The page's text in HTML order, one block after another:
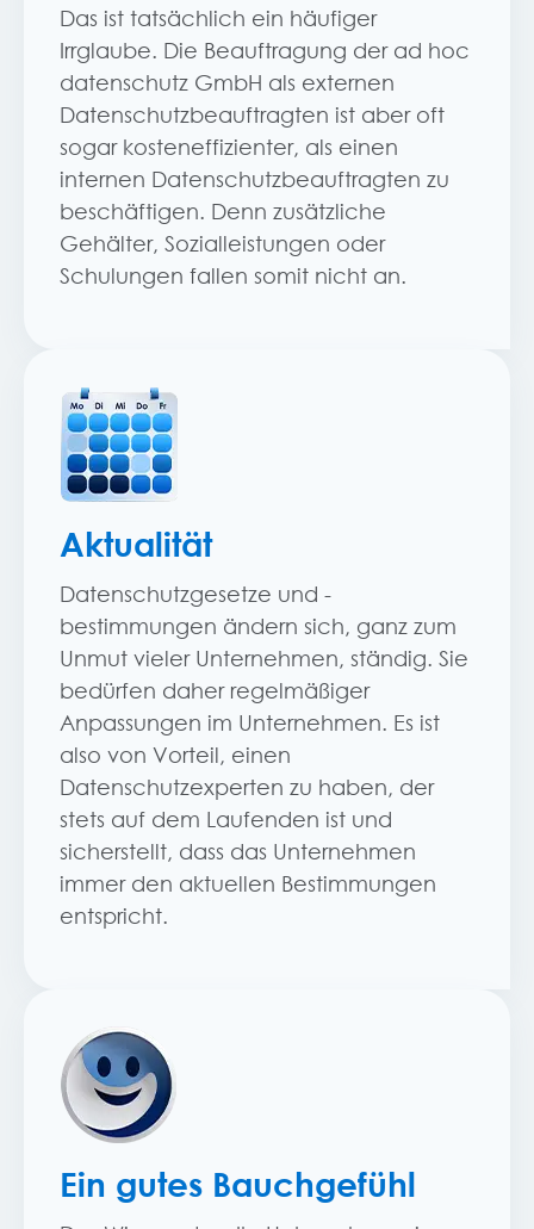
Das ist tatsächlich ein häufiger
Irrglaube. Die Beauftragung der ad hoc
datenschutz GmbH als externen
Datenschutzbeauftragten ist aber oft
sogar kosteneffizienter, als einen
internen Datenschutzbeauftragten zu
beschäftigen. Denn zusätzliche
Gehälter, Sozialleistungen oder
Schulungen fallen somit nicht an.
Aktualität
Datenschutzgesetze und -
bestimmungen ändern sich, ganz zum
Unmut vieler Unternehmen, ständig. Sie
bedürfen daher regelmäßiger
Anpassungen im Unternehmen. Es ist
also von Vorteil, einen
Datenschutzexperten zu haben, der
stets auf dem Laufenden ist und
sicherstellt, dass das Unternehmen
immer den aktuellen Bestimmungen
entspricht.
Ein gutes Bauchgefühl